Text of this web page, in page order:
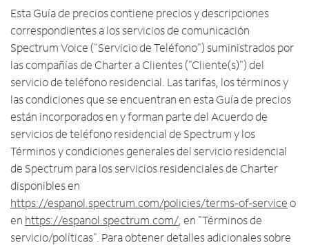
Spectrum TV App
Deportes en vivo y películas premium
Planes Latino TV
Lista de canales
Teléfonos móviles
Tabletas
Smartwatches
Trae tu dispositivo
Intercambiar dispositivo
Spectrum Voice
Contáctanos
INTERNET, TV Y TELÉFONO RESIDENCIAL
Contacta a Spectrum
Ayuda de Spectrum
MÓVIL
Contacta a Spectrum Mobile
Ayuda para Mobile
Encuentra una tienda
Mi cuenta
English
a
s
e
n
c
t
r
a
a
s
e
Esta Guía de precios contiene precios y descripciones
correspondientes a los servicios de comunicación
Spectrum Voice ("Servicio de Teléfono") suministrados por
las compañías de Charter a Clientes ("Cliente(s)") del
servicio de teléfono residencial. Las tarifas, los términos y
las condiciones que se encuentran en esta Guía de precios
están incorporados en y forman parte del Acuerdo de
servicios de teléfono residencial de Spectrum y los
Términos y condiciones generales del servicio residencial
de Spectrum para los servicios residenciales de Charter
disponibles en
https://espanol.spectrum.com/policies/terms-of-serviceo
en https://espanol.spectrum.com/ , en "Términos de
servicio/políticas". Para obtener detalles adicionales sobre